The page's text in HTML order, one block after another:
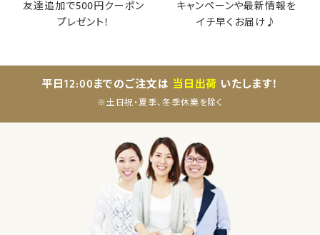
友達追加で500円クーポン
プレゼント！
キャンペーンや最新情報を
イチ早くお届け♪
平日12:00までのご注文は 当日出荷 いたします！
※土日祝・夏季、冬季休業を除く